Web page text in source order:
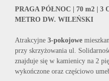
PRAGA PÓŁNOC | 70 m2 | 3
METRO DW. WILEŃSKI
Atrakcyjne 3-pokojowe
przy skrzyżowania ul.
znajduje się w kamienicy na 2
wykończone oraz częściowo